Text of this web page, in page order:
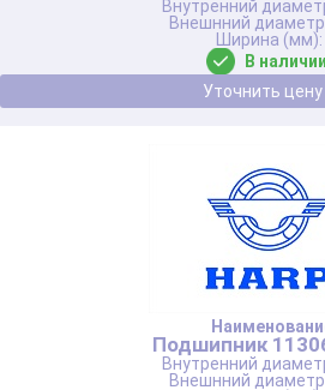
В наличии
Уточнить цену
Подшипник